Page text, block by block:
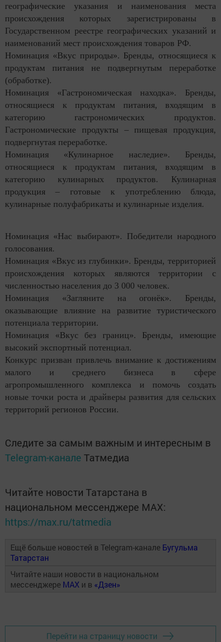
географические указания и наименования места
происхождения которых зарегистрированы в
Государственном реестре географических указаний и
наименований мест происхождения товаров РФ.
Номинация «Вкус природы». Бренды, относящиеся к
продуктам питания не подвергнутым переработке
(обработке).
Номинация «Гастрономическая находка». Бренды,
относящиеся к продуктам питания, входящим в
категорию гастрономических продуктов.
Гастрономические продукты – пищевая продукция,
подвергнутая переработке.
Номинация «Кулинарное наследие». Бренды,
относящиеся к продуктам питания, входящим в
категорию кулинарных продуктов. Кулинарная
продукция – готовые к употреблению блюда,
кулинарные полуфабрикаты и кулинарные изделия.
Номинация «Нас выбирают». Победители народного
голосования.
Номинация «Вкус из глубинки». Бренды, территорией
происхождения которых являются территории с
численностью населения до 3 000 человек.
Номинация «Загляните на огонёк». Бренды,
оказывающие влияние на развитие туристического
потенциала территории.
Номинация «Вкус без границ». Бренды, имеющие
высокий экспортный потенциал.
Конкурс призван привлечь внимание к достижениям
малого и среднего бизнеса в сфере
агропромышленного комплекса и помочь создать
новые точки роста и драйверы развития для сельских
территорий регионов России.
Следите за самым важным и интересным в
Telegram-канале Татмедиа
Читайте новости Татарстана в
национальном мессенджере MАХ:
https://max.ru/tatmedia
Ещё больше новостей в Telegram-канале Бугульма
Татарстан
Читайте наши новости в национальном
мессенджере MAX и в «Дзен»
Перейти на страницу новости